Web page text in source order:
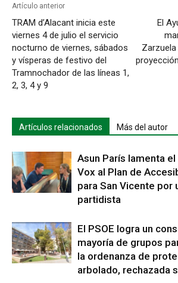
Artículo anterior
TRAM d’Alacant inicia este
viernes 4 de julio el servicio
nocturno de viernes, sábados
y vísperas de festivo del
Tramnochador de las líneas 1,
2, 3, 4 y 9
El
Artículos relacionados Más del autor
Asun París lamenta
Vox al Plan de
para San Vicente por
partidista
El PSOE logra un
mayoría de grupos
la ordenanza de
arbolado, rechazada